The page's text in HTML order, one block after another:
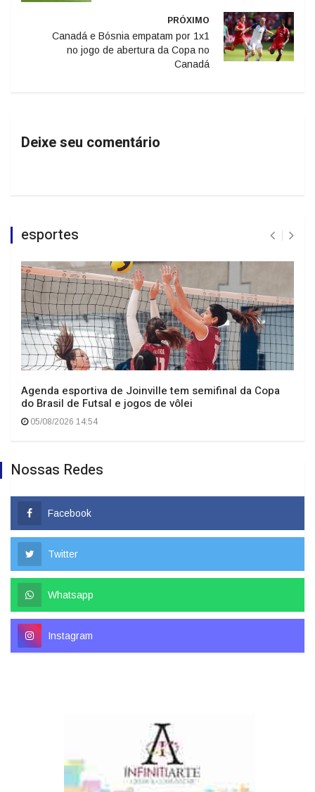
PRÓXIMO
Canadá e Bósnia empatam por 1x1
no jogo de abertura da Copa no
Canadá
Deixe seu comentário
esportes
Agenda esportiva de Joinville tem semifinal da Copa
do Brasil de Futsal e jogos de vôlei
05/08/2026 14:54
Nossas Redes
Facebook
Twitter
Whatsapp
Instagram